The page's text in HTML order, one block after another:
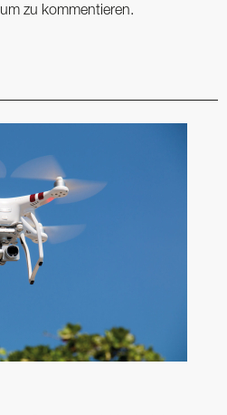
um zu kommentieren.